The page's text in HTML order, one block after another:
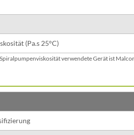
(Pa.s 25°C)
verwendete Gerät ist